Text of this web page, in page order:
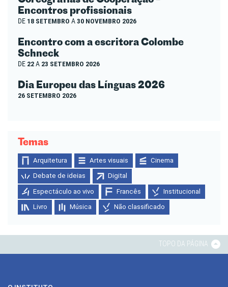
Encontros profissionais
DE 18 SETEMBRO A30 NOVEMBRO 2026
Encontro com a escritora Colombe
Schneck
DE 22A 23 SETEMBRO 2026
Dia Europeu das Línguas 2026
26 SETEMBRO 2026
Temas
Arquitetura Artes visuais Cinema
Debate de ideias Digital
Espectáculo ao vivo Francês Institucional
Livro Música Não classificado
TOPO DA PÁGINA